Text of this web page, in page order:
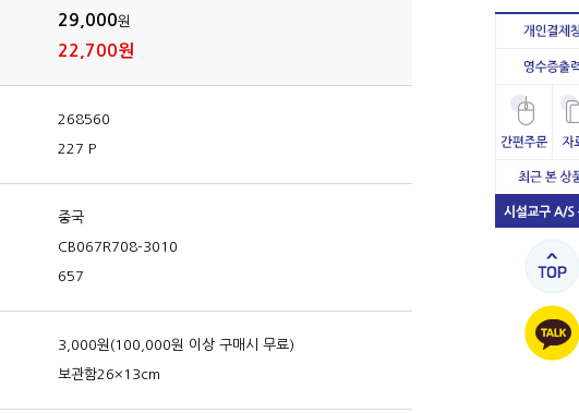
29,000원
22,700원
268560
227 P
중국
CB067R708-3010
657
3,000원(100,000원 이상 구매시 무료)
보관함26×13cm